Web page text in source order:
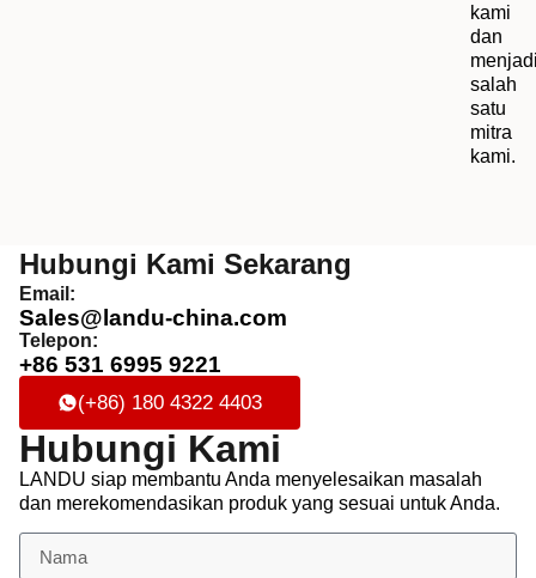
kami
dan
salah
satu
mitra
kami.
Hubungi Kami Sekarang
Email:
Sales@landu-china.com
Telepon:
+86 531 6995 9221
(+86) 180 4322 4403
Hubungi Kami
LANDU siap membantu Anda menyelesaikan masalah
dan merekomendasikan produk yang sesuai untuk Anda.